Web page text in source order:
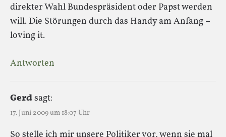
direkter Wahl Bundespräsident oder Papst werden
will. Die Störungen durch das Handy am Anfang –
loving it.
Antworten
Gerdsagt:
17. Juni 2009 um 18:07 Uhr